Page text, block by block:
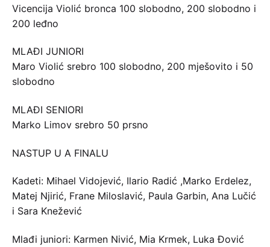
Vicencija Violić bronca 100 slobodno, 200 slobodno i
200 leđno
MLAĐI JUNIORI
Maro Violić srebro 100 slobodno, 200 mješovito i 50
slobodno
MLAĐI SENIORI
Marko Limov srebro 50 prsno
NASTUP U A FINALU
Kadeti: Mihael Vidojević, Ilario Radić ,Marko Erdelez,
Matej Njirić, Frane Miloslavić, Paula Garbin, Ana Lučić
i Sara Knežević
Mlađi juniori: Karmen Nivić, Mia Krmek, Luka Đović